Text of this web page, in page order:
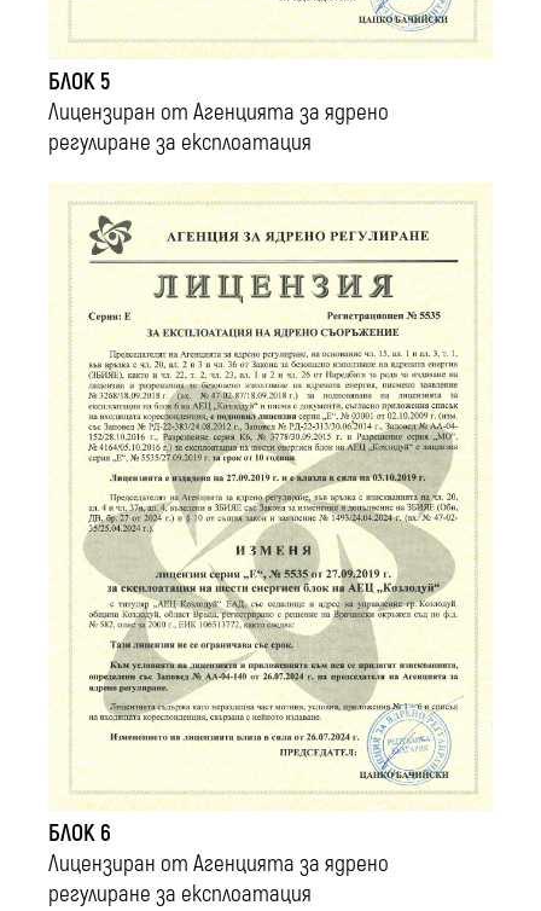
БЛОК 5
Лицензиран от Агенцията за ядрено
регулиране за експлоатация
БЛОК 6
Лицензиран от Агенцията за ядрено
регулиране за експлоатация